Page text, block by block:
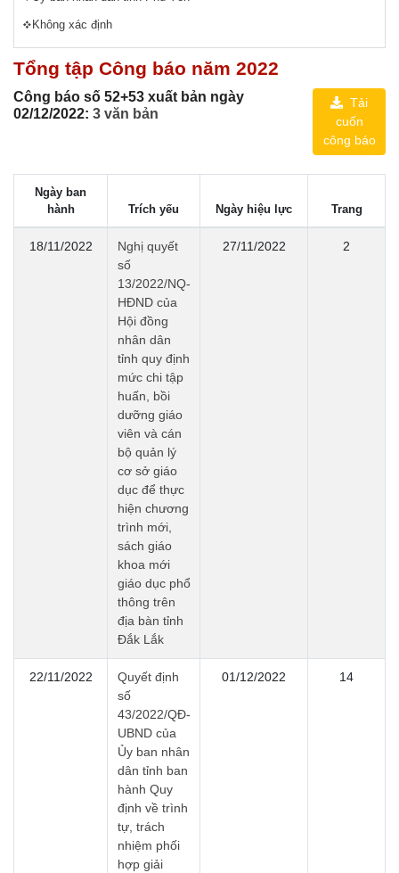
Không xác định
Tổng tập Công báo năm 2022
Công báo số 52+53 xuất bản ngày
02/12/2022: 3 văn bản
Tải
cuốn
công báo
Ngày ban
hành
Trích yếu Ngày hiệu lực Trang
18/11/2022
Nghị quyết
số
13/2022/NQ-
HĐND của
Hội đồng
nhân dân
tỉnh quy định
mức chi tập
huấn, bồi
dưỡng giáo
viên và cán
bộ quản lý
cơ sở giáo
dục để thực
hiện chương
trình mới,
sách giáo
khoa mới
giáo dục phổ
thông trên
địa bàn tỉnh
Đắk Lắk
27/11/2022 2
22/11/2022
Quyết định
số
43/2022/QĐ-
UBND của
Ủy ban nhân
dân tỉnh ban
hành Quy
định về trình
tự, trách
nhiệm phối
hợp giải
01/12/2022 14